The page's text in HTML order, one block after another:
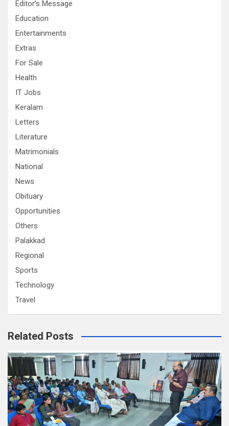
Editor's Message
Education
Entertainments
Extras
For Sale
Health
IT Jobs
Keralam
Letters
Literature
Matrimonials
National
News
Obituary
Opportunities
Others
Palakkad
Regional
Sports
Technology
Travel
Related Posts